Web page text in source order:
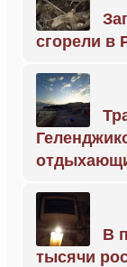
сгорели в
В
тысячи